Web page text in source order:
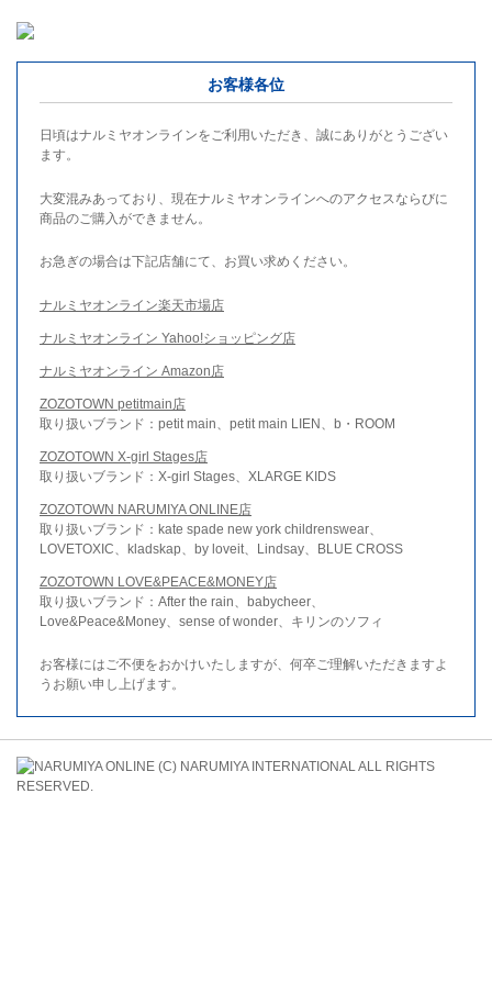
お客様各位
日頃はナルミヤオンラインをご利用いただき、誠にありがとうござい
ます。
大変混みあっており、現在ナルミヤオンラインへのアクセスならびに
商品のご購入ができません。
お急ぎの場合は下記店舗にて、お買い求めください。
ナルミヤオンライン楽天市場店
ナルミヤオンライン Yahoo!ショッピング店
ナルミヤオンライン Amazon店
ZOZOTOWN petitmain店
取り扱いブランド：petit main、petit main LIEN、b・ROOM
ZOZOTOWN X-girl Stages店
取り扱いブランド：X-girl Stages、XLARGE KIDS
ZOZOTOWN NARUMIYA ONLINE店
取り扱いブランド：kate spade new york childrenswear、
LOVETOXIC、kladskap、by loveit、Lindsay、BLUE CROSS
ZOZOTOWN LOVE&PEACE&MONEY店
取り扱いブランド：After the rain、babycheer、
Love&Peace&Money、sense of wonder、キリンのソフィ
お客様にはご不便をおかけいたしますが、何卒ご理解いただきますよ
うお願い申し上げます。